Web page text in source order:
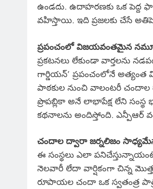
ఉండదు. ఉదాహరణకు ఒక పెద్ద
వహిస్తాయి. ఇది ప్రజలకు చేసే
ప్రపంచంలో విజయవంతమైన
ప్రకటనలు లేకుండా వార్తలను
గార్డియన్’ ప్రపంచంలోనే
పాఠకుల నుంచి వాలంటరీ చందాల
ప్రొపబ్లికా అనే లాభాపేక్ష లేని
కథనాలను అందిస్తోంది. ఎన్పీఆర్
చందాల ద్వారా జర్నలిజం
ఈ సంస్థలు ఎలా
నెలవారీ లేదా వార్షికంగా చిన్న
రూపాయల చందా ఒక స్వతంత్ర